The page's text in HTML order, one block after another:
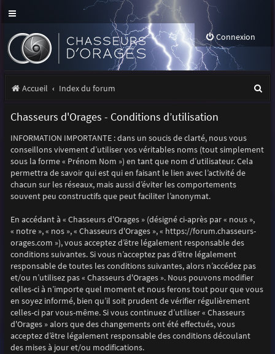
Connexion
Accueil Index du forum
Chasseurs d'Orages - Conditions d’utilisation
INFORMATION IMPORTANTE : dans un soucis de clarté, nous vous
conseillons vivement d’utiliser vos véritables noms (tout simplement
sous la forme « Prénom Nom ») en tant que nom d’utilisateur. Cela
permettra de savoir qui est qui en faisant le lien avec l’activité de
chacun sur les réseaux, mais aussi d’éviter les comportements
souvent peu constructifs que peut faciliter l’anonymat.
En accédant à « Chasseurs d'Orages » (désigné ci-après par « nous »,
« notre », « nos », « Chasseurs d'Orages », « https://forum.chasseurs-
orages.com »), vous acceptez d’être légalement responsable des
conditions suivantes. Si vous n’acceptez pas d’être légalement
responsable de toutes les conditions suivantes, alors n’accédez pas
et/ou n’utilisez pas « Chasseurs d'Orages ». Nous pouvons modifier
celles-ci à n’importe quel moment et nous ferons tout pour que vous
en soyez informé, bien qu’il soit prudent de vérifier régulièrement
celles-ci par vous-même. Si vous continuez d’utiliser « Chasseurs
d'Orages » alors que des changements ont été effectués, vous
acceptez d’être légalement responsable des conditions découlant
des mises à jour et/ou modifications.